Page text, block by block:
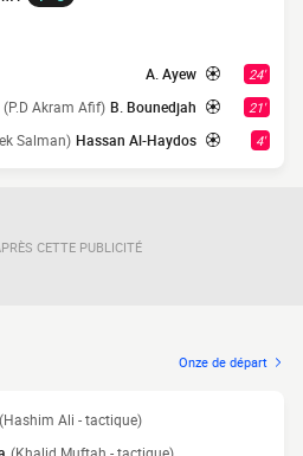
24'
A. Ayew
21'
B. Bounedjah
(P.D Akram Afif)
4'
Hassan Al-Haydos
Salman)
CETTE PUBLICITÉ
Onze de départ
(Hashim Ali - tactique)